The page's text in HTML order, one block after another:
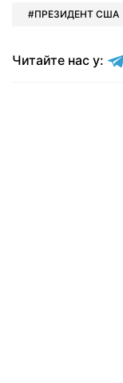
ПРЕЗИДЕНТ США
Читайте нас у: